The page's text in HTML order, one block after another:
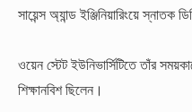
সায়েন্স অ্যান্ড ইঞ্জিনিয়ারিংয়ে স্নাতক
ওয়েন স্টেট ইউনিভার্সিটিতে তাঁর
শিক্ষানবিশ ছিলেন।